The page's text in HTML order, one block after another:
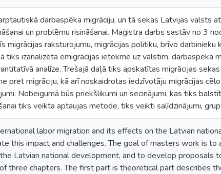
darbaspēka migrāciju, un tā sekas Latvijas valsts
un problēmu risināšanai. Maģistra darbs sastāv no 3
migrācijas raksturojumu, migrācijas politiku, brīvo darbinieku
tiks izanalizēta emigrācijas ietekme uz valstīm, darbaspēka
analīze. Trešajā daļā tiks apskatītas migrācijas
pret migrāciju, kā arī noskaidrotas iedzīvotāju migrācijas
Nobeigumā būs priekšlikumi un secinājumi, kas tiks
tiks veikta aptaujas metode, tiks veikti salīdzinājumi,
labor migration and its effects on the Latvian
this impact and challenges. The goal of masters work is to
Latvian national development, and to develop proposals
three chapters. The first part is theoretical part describes